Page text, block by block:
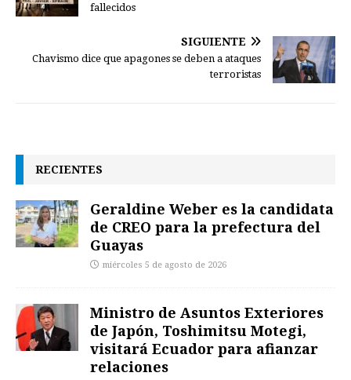
fallecidos
SIGUIENTE
Chavismo dice que apagones se deben a ataques
terroristas
RECIENTES
Geraldine Weber es la candidata
de CREO para la prefectura del
Guayas
miércoles 5 de agosto de 2026
Ministro de Asuntos Exteriores
de Japón, Toshimitsu Motegi,
visitará Ecuador para afianzar
relaciones